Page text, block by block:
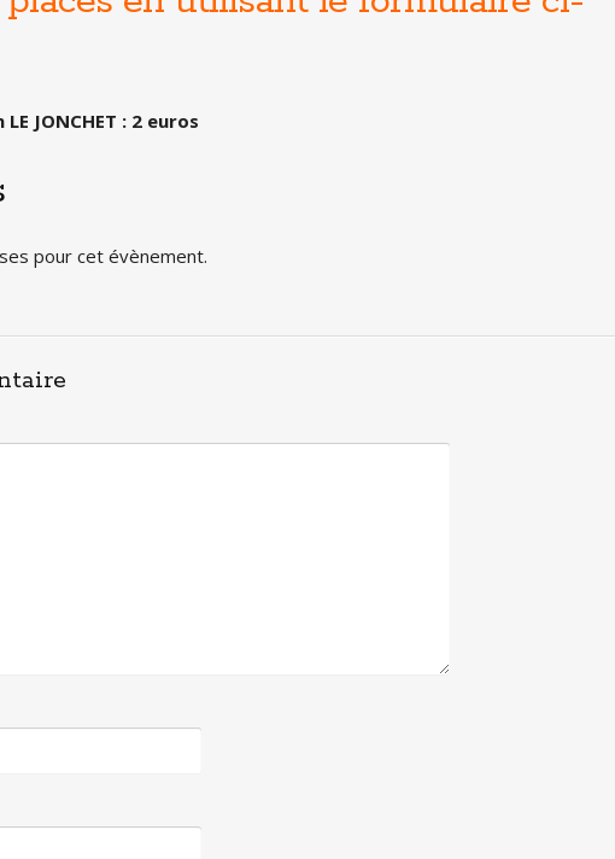
JONCHET : 2 euros
pour cet évènement.